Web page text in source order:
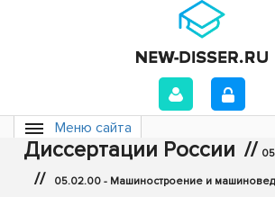
Меню сайта
Диссертации России //
// 05.02.00 - Машиностроение и